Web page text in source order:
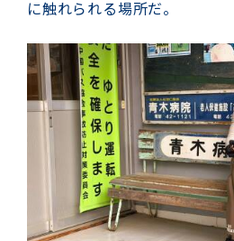
に触れられる場所だ。